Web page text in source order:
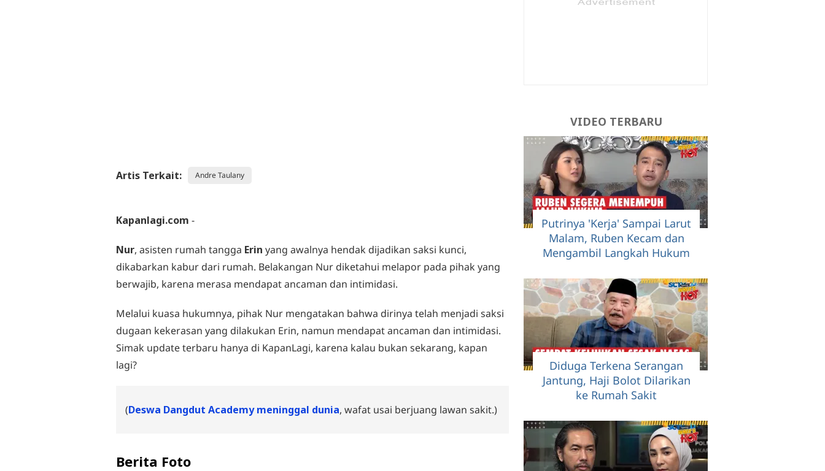
Artis Terkait: Andre Taulany
Kapanlagi.com -
Nur, asisten rumah tangga Erin yang awalnya hendak dijadikan saksi kunci,
dikabarkan kabur dari rumah. Belakangan Nur diketahui melapor pada pihak yang
berwajib, karena merasa mendapat ancaman dan intimidasi.
Melalui kuasa hukumnya, pihak Nur mengatakan bahwa dirinya telah menjadi saksi
dugaan kekerasan yang dilakukan Erin, namun mendapat ancaman dan intimidasi.
Simak update terbaru hanya di KapanLagi, karena kalau bukan sekarang, kapan
lagi?
(Deswa Dangdut Academy meninggal dunia, wafat usai berjuang lawan sakit.)
Berita Foto
VIDEO TERBARU
Putrinya 'Kerja' Sampai Larut
Malam, Ruben Kecam dan
Mengambil Langkah Hukum
Diduga Terkena Serangan
Jantung, Haji Bolot Dilarikan
ke Rumah Sakit